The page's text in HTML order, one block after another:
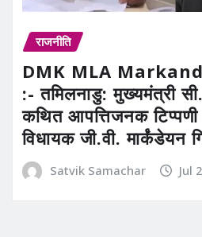
राजनीति
DMK MLA
:- तमिलनाडु: मुख्यमंत्री
कथित आपत्तिजनक
विधायक जी.वी. मार्कंडेयन
Satvik Samachar Jul